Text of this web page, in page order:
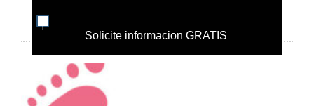
Solicite informacion GRATIS